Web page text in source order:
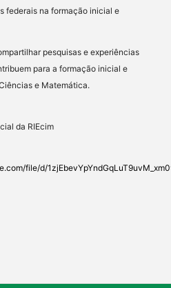
federais na formação inicial e
pesquisas e experiências
para a formação inicial e
e Matemática.
da RIEcim
file/d/